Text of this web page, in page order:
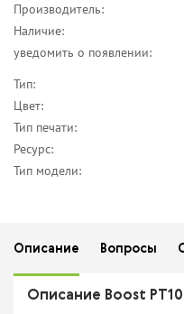
Производитель:
Наличие:
уведомить о появлении:
Тип:
Цвет:
Тип печати:
Ресурс:
Тип модели:
Описание Вопросы
Описание Boost